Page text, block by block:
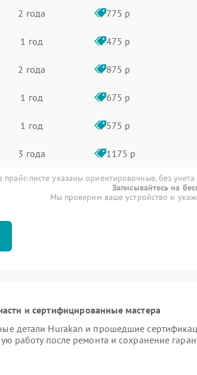
2 года 775 р
1 год 475 р
2 года 875 р
1 год 675 р
1 год 575 р
3 года 1175 р
прайс-листе указаны ориентировочные, без учета
Записывайтесь на
Мы проверим ваше устройство и
и сертифицированные мастера
детали Hurakan и прошедшие
работу после ремонта и сохранение